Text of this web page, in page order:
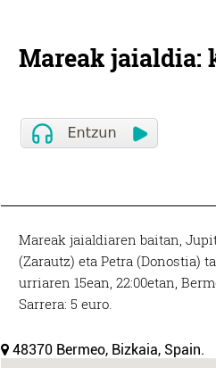
Mareak jaialdia:
Mareak jaialdiaren baitan,
(Zarautz) eta Petra (Donostia)
urriaren 15ean, 22:00etan,
Sarrera: 5 euro.
48370 Bermeo, Bizkaia, Spain.